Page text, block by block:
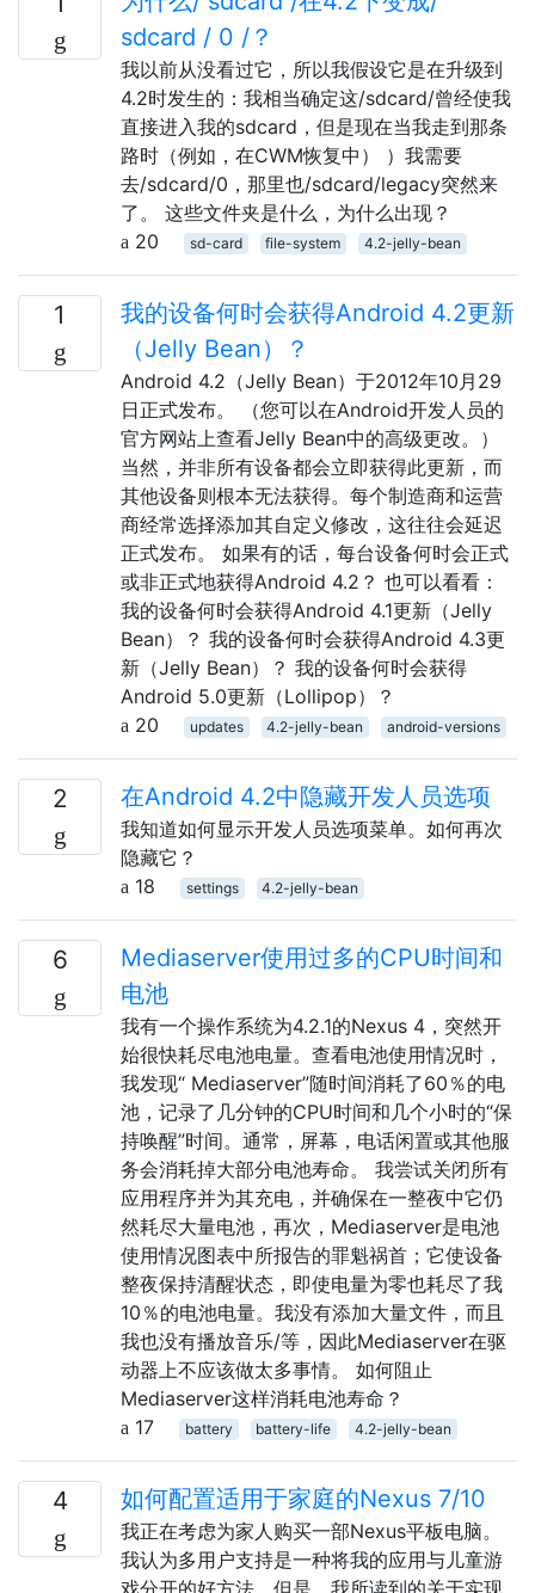
sdcard / 0 /？
我以前从没看过它，所以我假设它是在升级到
4.2时发生的：我相当确定这/sdcard/曾经使我
直接进入我的sdcard，但是现在当我走到那条
路时（例如，在CWM恢复中） ）我需要
去/sdcard/0，那里也/sdcard/legacy突然来
了。 这些文件夹是什么，为什么出现？
20
sd-card file-system 4.2-jelly-bean
1
我的设备何时会获得Android 4.2更新
（Jelly Bean）？
Android 4.2（Jelly Bean）于2012年10月29
日正式发布。 （您可以在Android开发人员的
官方网站上查看Jelly Bean中的高级更改。）
当然，并非所有设备都会立即获得此更新，而
其他设备则根本无法获得。每个制造商和运营
商经常选择添加其自定义修改，这往往会延迟
正式发布。 如果有的话，每台设备何时会正式
或非正式地获得Android 4.2？ 也可以看看：
我的设备何时会获得Android 4.1更新（Jelly
Bean）？ 我的设备何时会获得Android 4.3更
新（Jelly Bean）？ 我的设备何时会获得
Android 5.0更新（Lollipop）？
20
updates 4.2-jelly-bean android-versions
2 在Android 4.2中隐藏开发人员选项
我知道如何显示开发人员选项菜单。如何再次
隐藏它？
18
settings 4.2-jelly-bean
6
Mediaserver使用过多的CPU时间和
电池
我有一个操作系统为4.2.1的Nexus 4，突然开
始很快耗尽电池电量。查看电池使用情况时，
我发现“ Mediaserver”随时间消耗了60％的电
池，记录了几分钟的CPU时间和几个小时的“保
持唤醒”时间。通常，屏幕，电话闲置或其他服
务会消耗掉大部分电池寿命。 我尝试关闭所有
应用程序并为其充电，并确保在一整夜中它仍
然耗尽大量电池，再次，Mediaserver是电池
使用情况图表中所报告的罪魁祸首；它使设备
整夜保持清醒状态，即使电量为零也耗尽了我
10％的电池电量。我没有添加大量文件，而且
我也没有播放音乐/等，因此Mediaserver在驱
动器上不应该做太多事情。 如何阻止
Mediaserver这样消耗电池寿命？
17
battery battery-life 4.2-jelly-bean
4 如何配置适用于家庭的Nexus 7/10
我正在考虑为家人购买一部Nexus平板电脑。
我认为多用户支持是一种将我的应用与儿童游
戏分开的好方法。但是，我所读到的关于实现